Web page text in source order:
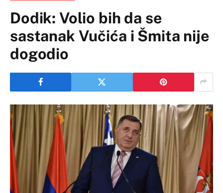
Dodik: Volio bih da se
sastanak Vučića i Šmita nije
dogodio